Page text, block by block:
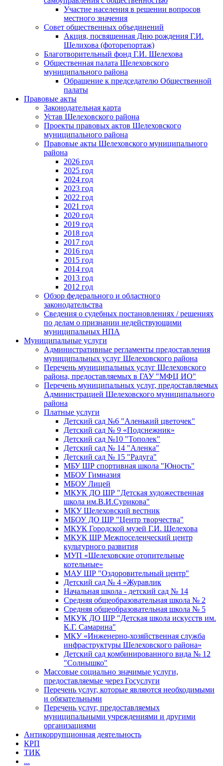
Участие населения в решении вопросов
местного значения
Совет общественных объединений
Акция, посвященная Дню рождения Г.И.
Шелихова (фоторепортаж)
Благотворительный фонд Г.И. Шелехова
Общественная палата Шелеховского
муниципального района
Обращение к председателю Общественной
палаты
Правовые акты
Законодательная карта
Устав Шелеховского района
Проекты правовых актов Шелеховского
муниципального района
Правовые акты Шелеховского муниципального
района
2026 год
2025 год
2024 год
2023 год
2022 год
2021 год
2020 год
2019 год
2018 год
2017 год
2016 год
2015 год
2014 год
2013 год
2012 год
Обзор федерального и областного
законодательства
Сведения о судебных постановлениях / решениях
по делам о признании недействующими
муниципальных НПА
Муниципальные услуги
Административные регламенты предоставления
муниципальных услуг Шелеховского района
Перечень муниципальных услуг Шелеховского
района, предоставляемых в ГАУ "МФЦ ИО"
Перечень муниципальных услуг, предоставляемых
Администрацией Шелеховского муниципального
района
Платные услуги
Детский сад №6 "Аленький цветочек"
Детский сад № 9 «Подснежник»
Детский сад №10 "Тополек"
Детский сад № 14 "Аленка"
Детский сад № 15 "Радуга"
МБУ ШР спортивная школа "Юность"
МБОУ Гимназия
МБОУ Лицей
МКУК ДО ШР "Детская художественная
школа им.В.И.Сурикова"
МКУ Шелеховский вестник
МБОУ ДО ШР "Центр творчества"
МКУК Городской музей Г.И. Шелехова
МКУК ШР Межпоселенческий центр
культурного развития
МУП «Шелеховские отопительные
котельные»
МАУ ШР "Оздоровительный центр"
Детский сад № 4 «Журавлик
Начальная школа - детский сад № 14
Средняя общеобразовательная школа № 2
Средняя общеобразовательная школа № 5
МКУК ДО ШР "Детская школа искусств им.
К.Г. Самарина"
МКУ «Инженерно-хозяйственная служба
инфраструктуры Шелеховского района»
Детский сад комбинированного вида № 12
"Солнышко"
Массовые социально значимые услуги,
предоставляемые через Госуслуги
Перечень услуг, которые являются необходимыми
и обязательными
Перечень услуг, предоставляемых
муниципальными учреждениями и другими
организациями
Антикоррупционная деятельность
КРП
ТИК
...